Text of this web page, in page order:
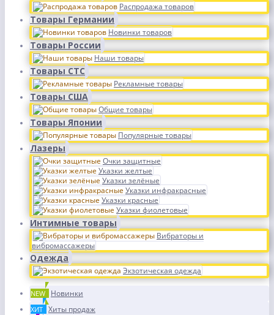
Распродажа товаров
Товары Германии
Новинки товаров
Товары России
Наши товары
Товары СТС
Рекламные товары
Товары США
Общие товары
Товары Японии
Популярные товары
Лазеры
Очки защитные
Указки желтые
Указки зелёные
Указки инфракрасные
Указки красные
Указки фиолетовые
Интимные товары
Вибраторы и
вибромассажеры
Одежда
Экзотическая одежда
NEW Новинки
ХИТ Хиты продаж